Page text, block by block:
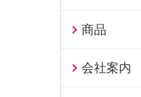
商品
会社案内